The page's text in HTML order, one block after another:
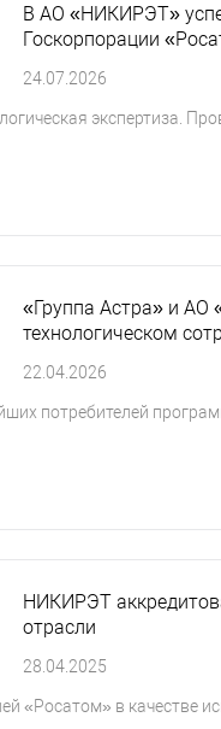
В АО «НИКИРЭТ»
Госкорпорации
24.07.2026
экспертиза.
«Группа Астра» и
технологическом
22.04.2026
потребителей
НИКИРЭТ
отрасли
28.04.2025
«Росатом» в качестве